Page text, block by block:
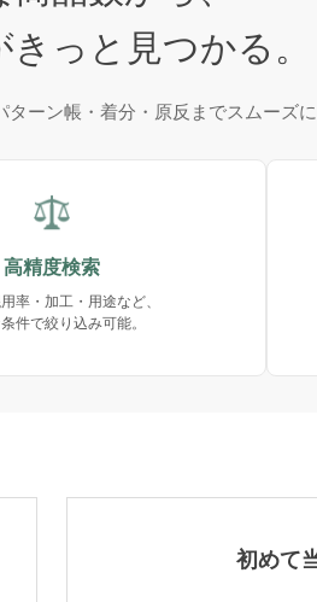
っと見つかる。
ーン帳・着分・原反までスムーズに
高精度検索
率・加工・用途など、
件で絞り込み可能。
初めて